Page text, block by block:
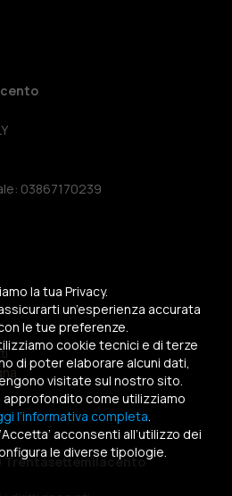
03867170239
Trentasettemilacento
la tua Privacy.
un’esperienza accurata
le tue preferenze.
cookie tecnici e di terze
di poter elaborare alcuni dati,
visitate sul nostro sito.
approfondito come utilizziamo
l’informativa completa.
acconsenti all’utilizzo dei
le diverse tipologie.